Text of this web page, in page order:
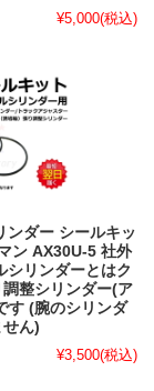
¥5,000(税込)
ンダー シールキッ
ン AX30U-5 社外
リンダーとはク
調整シリンダー(ア
す (腕のシリンダ
ん)
¥3,500(税込)